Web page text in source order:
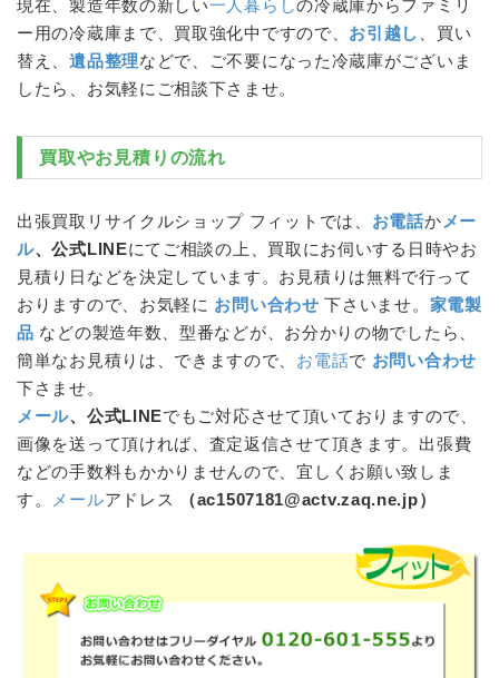
現在、製造年数の新しい一人暮らしの冷蔵庫からファミリ
ー用の冷蔵庫まで、買取強化中ですので、 お引越し
、買い
替え、遺品整理などで、ご不要になった冷蔵庫がございま
したら、お気軽にご相談下さませ。
買取やお見積りの流れ
出張買取リサイクルショップ フィットでは、 お電話か メー
ル、公式LINEにてご相談の上、買取にお伺いする日時やお
見積り日などを決定しています。お見積りは無料で行って
おりますので、お気軽に お問い合わせ 下さいませ。 家電製
品 などの製造年数、型番などが、お分かりの物でしたら、
簡単なお見積りは、できますので、 お電話で お問い合わせ
下さませ。
メール、公式LINEでもご対応させて頂いておりますので、
画像を送って頂ければ、査定返信させて頂きます。出張費
などの手数料もかかりませんので、宜しくお願い致しま
す。
メールアドレス （ac1507181@actv.zaq.ne.jp）